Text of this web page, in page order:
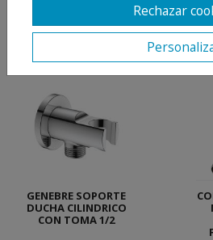
PRODUCTOS
GENEBRE SOPORTE
DUCHA CILINDRICO
CON TOMA 1/2
Rechazar